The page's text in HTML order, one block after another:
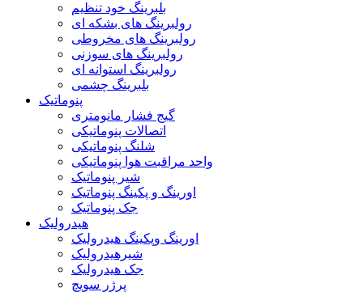
بلبرینگ خود تنظیم
رولبرینگ های بشکه ای
رولبرینگ های مخروطی
رولبرینگ های سوزنی
رولبرینگ استوانه ای
بلبرینگ چشمی
پنوماتیک
گیج فشار مانومتری
اتصالات پنوماتیکی
شلنگ پنوماتیکی
واحد مراقبت هوا پنوماتیکی
شیر پنوماتیک
اورینگ و پکینگ پنوماتیک
جک پنوماتیک
هیدرولیک
اورینگ وپکینگ هیدرولیک
شیرهیدرولیک
جک هیدرولیک
پرژر سویچ